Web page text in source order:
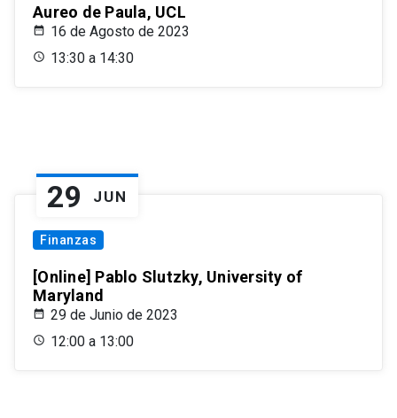
Aureo de Paula, UCL
16 de Agosto de 2023
13:30 a 14:30
29 JUN
Finanzas
[Online] Pablo Slutzky, University of
Maryland
29 de Junio de 2023
12:00 a 13:00